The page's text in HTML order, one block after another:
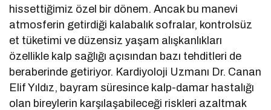
hissettiğimiz özel bir dönem. Ancak bu manevi
atmosferin getirdiği kalabalık sofralar, kontrolsüz
et tüketimi ve düzensiz yaşam alışkanlıkları
özellikle kalp sağlığı açısından bazı tehditleri de
beraberinde getiriyor. Kardiyoloji Uzmanı Dr. Canan
Elif Yıldız, bayram süresince kalp-damar hastalığı
olan bireylerin karşılaşabileceği riskleri azaltmak